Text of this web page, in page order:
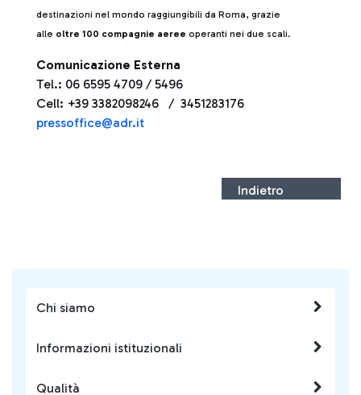
Chi siamo
Informazioni istituzionali
Qualità
destinazioni nel mondo raggiungibili da Roma, grazie
alle oltre 100 compagnie aeree operanti nei due scali.
Comunicazione Esterna
Tel.: 06 6595 4709 / 5496
Cell: +39 3382098246 / 3451283176
pressoffice@adr.it
Indietro